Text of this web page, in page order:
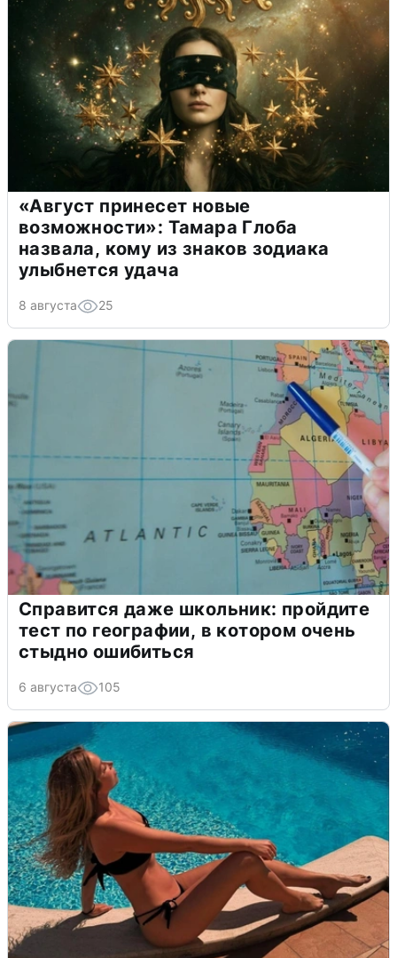
«Август принесет новые
возможности»: Тамара Глоба
назвала, кому из знаков зодиака
улыбнется удача
8 августа 25
Справится даже школьник: пройдите
тест по географии, в котором очень
стыдно ошибиться
6 августа 105